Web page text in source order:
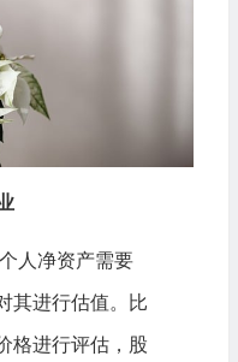
人净资产需要
其进行估值。比
格进行评估，股